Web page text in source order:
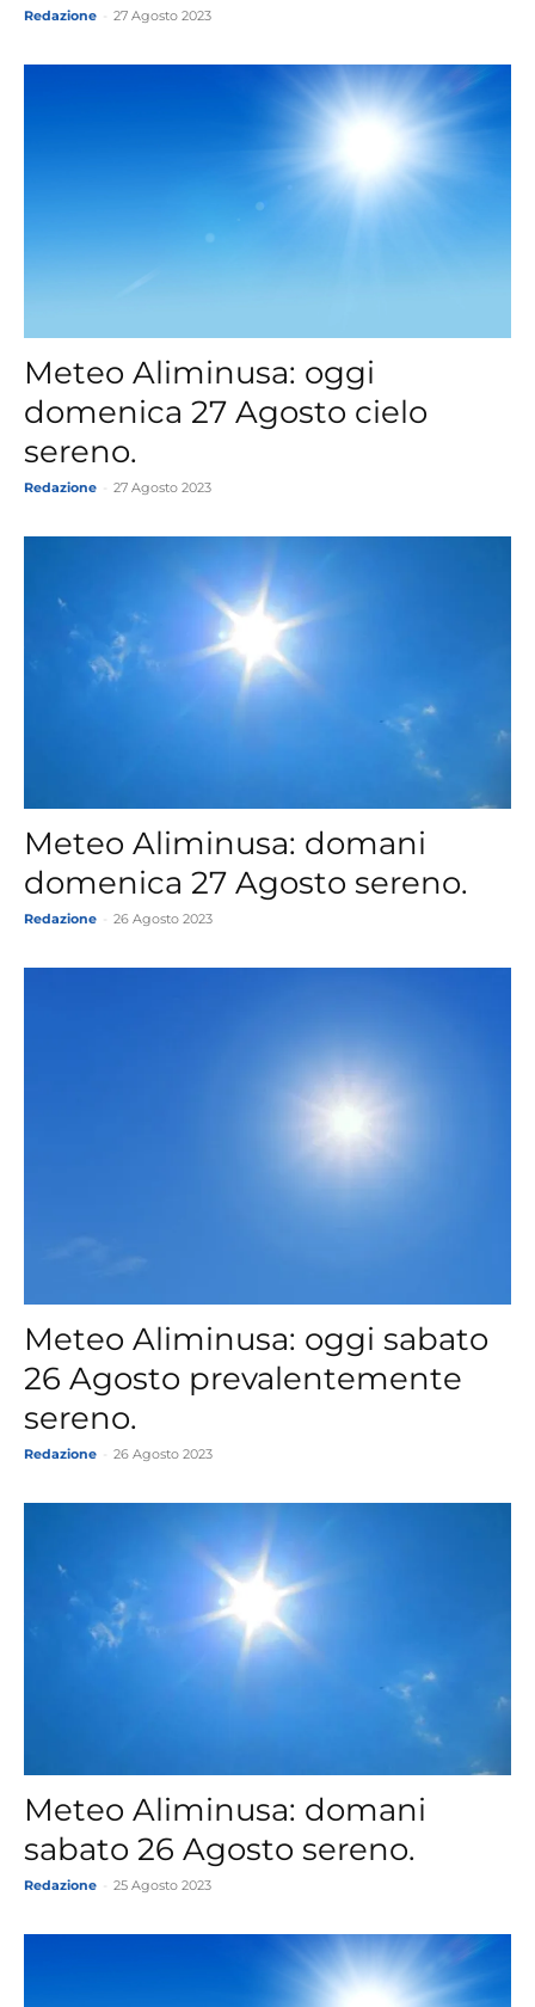
Redazione 27 Agosto 2023
Meteo Aliminusa: oggi
domenica 27 Agosto cielo
sereno.
Redazione 27 Agosto 2023
Meteo Aliminusa: domani
domenica 27 Agosto sereno.
Redazione 26 Agosto 2023
Meteo Aliminusa: oggi sabato
26 Agosto prevalentemente
sereno.
Redazione 26 Agosto 2023
Meteo Aliminusa: domani
sabato 26 Agosto sereno.
Redazione 25 Agosto 2023